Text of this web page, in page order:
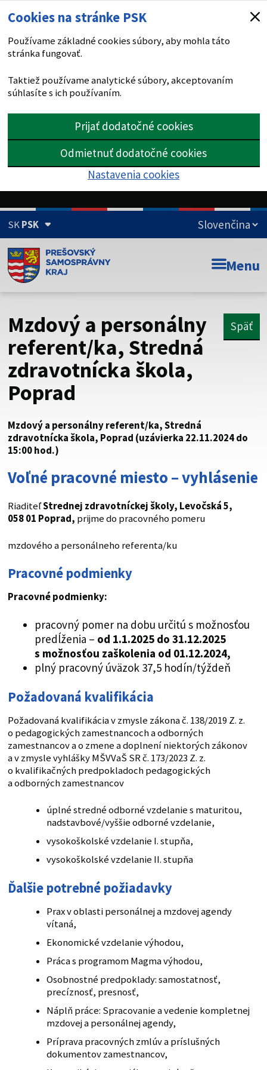
Cookies na stránke PSK
Používame základné cookies súbory, aby mohla táto
stránka fungovať.
Taktiež používame analytické súbory, akceptovaním
súhlasíte s ich používaním.
Prijať dodatočné cookies
Odmietnuť dodatočné cookies
Nastavenia cookies
SKPSK
Doména psk.sk je oficiálna
Toto je oficiálna webová stránka Prešovského
Táto stránka je zabezpečená
Buďte pozorní a vždy sa uistite, že zdieľate informácie iba
cez zabezpečenú webovú stránku. Zabezpečená stránka
vždy začína https:// pred názvom domény webového sídla.
Menu
Mzdový a personálny
referent/ka, Stredná
zdravotnícka škola,
Poprad
Späť
Mzdový a personálny referent/ka, Stredná
zdravotnícka škola, Poprad (uzávierka 22.11.2024 do
15:00 hod.)
Voľné pracovné miesto – vyhlásenie
RiaditeľStrednej zdravotníckej školy, Levočská 5,
058 01 Poprad, prijme do pracovného pomeru
mzdového a personálneho referenta/ku
Pracovné podmienky
Pracovné podmienky:
pracovný pomer na dobu určitú s možnosťou
predĺženia – od 1.1.2025 do 31.12.2025
s možnosťou zaškolenia od 01.12.2024,
plný pracovný úväzok 37,5 hodín/týždeň
Požadovaná kvalifikácia
Požadovaná kvalifikácia v zmysle zákona č. 138/2019 Z. z.
o pedagogických zamestnancoch a odborných
zamestnancov a o zmene a doplnení niektorých zákonov
a v zmysle vyhlášky MŠVVaŠ SR č. 173/2023 Z. z.
o kvalifikačných predpokladoch pedagogických
a odborných zamestnancov
úplné stredné odborné vzdelanie s maturitou,
nadstavbové/vyššie odborné vzdelanie,
vysokoškolské vzdelanie I. stupňa,
vysokoškolské vzdelanie II. stupňa
Ďalšie potrebné požiadavky
Prax v oblasti personálnej a mzdovej agendy
vítaná,
Ekonomické vzdelanie výhodou,
Práca s programom Magma výhodou,
Osobnostné predpoklady: samostatnosť,
precíznosť, presnosť,
Náplň práce: Spracovanie a vedenie kompletnej
mzdovej a personálnej agendy,
Príprava pracovných zmlúv a príslušných
dokumentov zamestnancov,